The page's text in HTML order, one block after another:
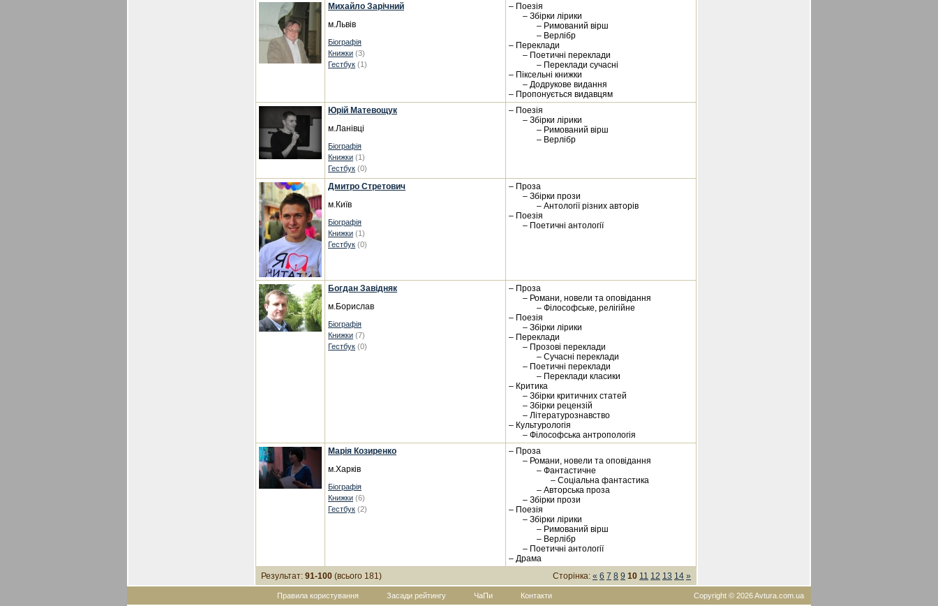
Михайло Зарічний
м.Львів
Біографія
Книжки (3)
Гестбук (1)
– Поезія
– Збірки лірики
– Римований вірш
– Верлібр
– Переклади
– Поетичні переклади
– Переклади сучасні
– Піксельні книжки
– Додрукове видання
– Пропонується видавцям
Юрій Матевощук
м.Ланівці
Біографія
Книжки (1)
Гестбук (0)
– Поезія
– Збірки лірики
– Римований вірш
– Верлібр
Дмитро Стретович
м.Київ
Біографія
Книжки (1)
Гестбук (0)
– Проза
– Збірки прози
– Антології різних авторів
– Поезія
– Поетичні антології
Богдан Завідняк
м.Борислав
Біографія
Книжки (7)
Гестбук (0)
– Проза
– Романи, новели та оповідання
– Філософське, релігійне
– Поезія
– Збірки лірики
– Переклади
– Прозові переклади
– Сучасні переклади
– Поетичні переклади
– Переклади класики
– Критика
– Збірки критичних статей
– Збірки рецензій
– Літературознавство
– Культурологія
– Філософська антропологія
Марія Козиренко
м.Харків
Біографія
Книжки (6)
Гестбук (2)
– Проза
– Романи, новели та оповідання
– Фантастичне
– Соціальна фантастика
– Авторська проза
– Збірки прози
– Поезія
– Збірки лірики
– Римований вірш
– Верлібр
– Поетичні антології
– Драма
Результат: 91-100 (всього 181) Сторінка: « 6 7 8 9 10 11 12 13 14 »
Правила користування Засади рейтингу ЧаПи Контакти Copyright © 2026 Avtura.com.ua